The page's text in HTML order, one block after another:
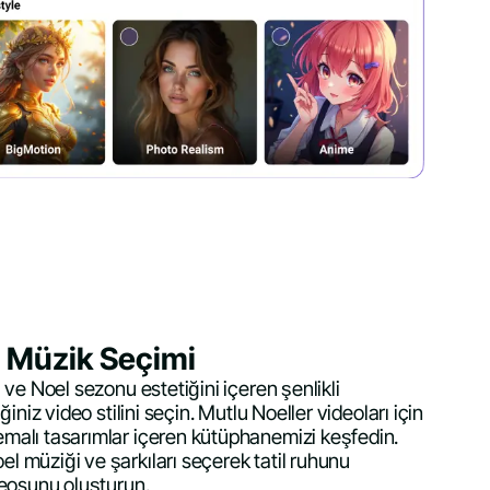
Seçimi
Noel sezonu estetiğini içeren şenlikli
video stilini seçin. Mutlu Noeller videoları için
tasarımlar içeren kütüphanemizi keşfedin.
müziği ve şarkıları seçerek tatil ruhunu
oluşturun.